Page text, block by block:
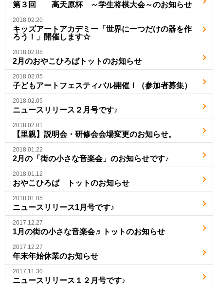
第３回 高天原杯 ～学生将棋大会～のお知らせ
2018.02.20
キッズアートアカデミー「世界に一つだけの器を作
ろう！」開催します☆
2018.02.08
2月のおやこひろばトットのお知らせ
2018.02.05
子どもアートフェスティバル開催！（参加者募集）
2018.02.05
ニュースリリース２月号です♪
2018.02.01
【里親】説明会・研修会会場変更のお知らせ。
2018.01.22
2月の「街の小さな音楽会」のお知らせです♪
2018.01.12
おやこひろば トットのお知らせ
2018.01.05
ニュースリリース1月号です♪
2017.12.27
1月の街の小さな音楽会♬トットのお知らせ
2017.12.27
年末年始休業のお知らせ
2017.11.30
ニュースリリース１２月号です♪